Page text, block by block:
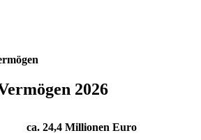
2026
ca. 24,4 Millionen Euro